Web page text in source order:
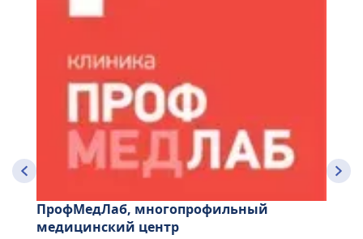
ПрофМедЛаб, многопрофильный
медицинский центр